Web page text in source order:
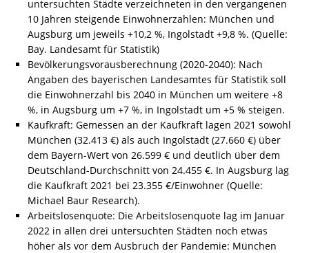
untersuchten Städte verzeichneten in den vergangenen
10 Jahren steigende Einwohnerzahlen: München und
Augsburg um jeweils +10,2 %, Ingolstadt +9,8 %. (Quelle:
Bay. Landesamt für Statistik)
Bevölkerungsvorausberechnung (2020-2040): Nach
Angaben des bayerischen Landesamtes für Statistik soll
die Einwohnerzahl bis 2040 in München um weitere +8
%, in Augsburg um +7 %, in Ingolstadt um +5 % steigen.
Kaufkraft: Gemessen an der Kaufkraft lagen 2021 sowohl
München (32.413 €) als auch Ingolstadt (27.660 €) über
dem Bayern-Wert von 26.599 € und deutlich über dem
Deutschland-Durchschnitt von 24.455 €. In Augsburg lag
die Kaufkraft 2021 bei 23.355 €/Einwohner (Quelle:
Michael Baur Research).
Arbeitslosenquote: Die Arbeitslosenquote lag im Januar
2022 in allen drei untersuchten Städten noch etwas
höher als vor dem Ausbruch der Pandemie: München